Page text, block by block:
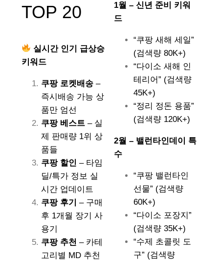
TOP 20
실시간 인기 급상승
키워드
쿠팡 로켓배송 –
즉시배송 가능 상
품만 엄선
쿠팡 베스트 – 실
제 판매량 1위 상
품들
쿠팡 할인 – 타임
딜/특가 정보 실
시간 업데이트
쿠팡 후기
– 구매
후 1개월 장기 사
용기
쿠팡 추천 – 카테
고리별 MD 추천
1월 – 신년 준비 키워
드
“쿠팡 새해 세일”
(검색량 80K+)
“다이소 새해 인
테리어” (검색량
45K+)
“정리 정돈 용품”
(검색량 120K+)
2월 – 밸런타인데이 특
수
“쿠팡 밸런타인
선물” (검색량
60K+)
“다이소 포장지”
(검색량 35K+)
“수제 초콜릿 도
구” (검색량